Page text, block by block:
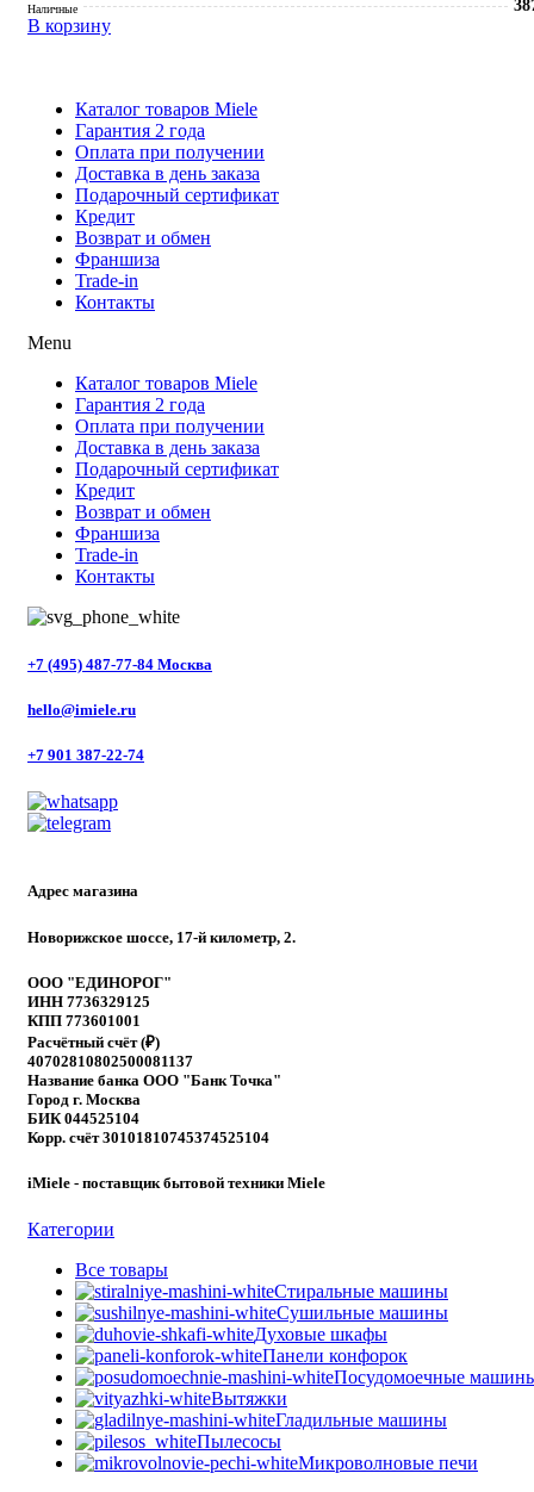
Наличные
В корзину
Каталог товаров Miele
Гарантия 2 года
Оплата при получении
Доставка в день заказа
Подарочный сертификат
Кредит
Возврат и обмен
Франшиза
Trade-in
Контакты
Menu
Каталог товаров Miele
Гарантия 2 года
Оплата при получении
Доставка в день заказа
Подарочный сертификат
Кредит
Возврат и обмен
Франшиза
Trade-in
Контакты
+7 (495) 487-77-84 Москва
hello@imiele.ru
+7 901 387-22-74
Адрес магазина
Новорижское шоссе, 17-й километр, 2.
ООО "ЕДИНОРОГ"
ИНН 7736329125
КПП 773601001
Расчётный счёт (₽)
40702810802500081137
Название банка ООО "Банк Точка"
Город г. Москва
БИК 044525104
Корр. счёт 30101810745374525104
iMiele - поставщик бытовой техники Miele
Категории
Все товары
Стиральные машины
Сушильные машины
Духовые шкафы
Панели конфорок
Посудомоечные
Вытяжки
Гладильные машины
Пылесосы
Микроволновые печи